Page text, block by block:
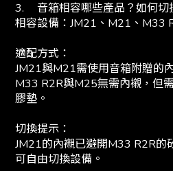
3.
音箱相容哪些產品？如何切
相容設備：JM21、M21、M33
適配方式：
JM21與M21需使用音箱附贈的
M33 R2R與M25無需內襯，但
膠墊。
切換提示：
JM21的內襯已避開M33 R2R的
可自由切換設備。